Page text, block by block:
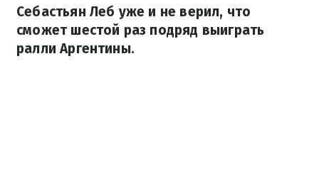
Себастьян Леб уже и не верил, что
сможет шестой раз подряд выиграть
ралли Аргентины.